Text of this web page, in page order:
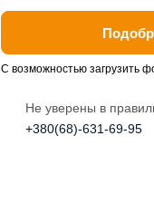
С возможностью загрузить
Не уверены в
+380(68)-631-69-95